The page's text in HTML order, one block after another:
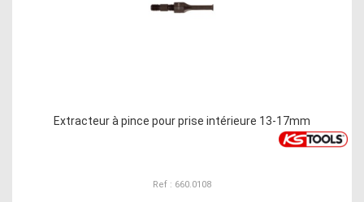
Extracteur à pince pour prise intérieure 13-17mm
Ref : 660.0108